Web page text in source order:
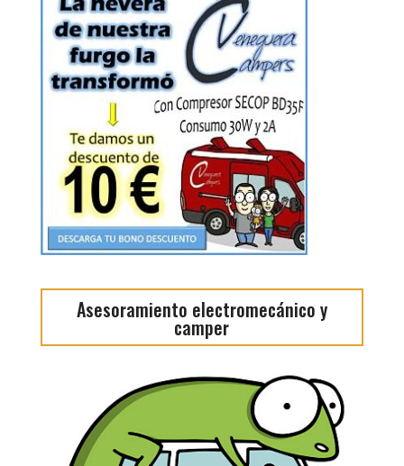
Asesoramiento electromecánico y
camper